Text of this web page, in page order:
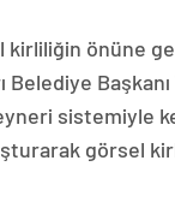
kirliliğin önüne
Belediye
sistemiyle
görsel